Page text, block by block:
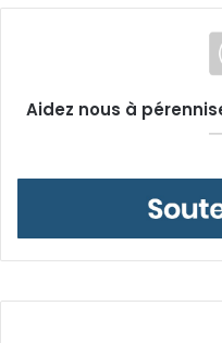
Aidez nous à